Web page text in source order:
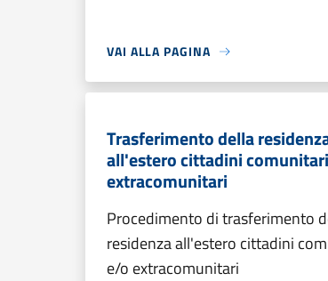
VAI ALLA PAGINA
Trasferimento della
all'estero cittadini
extracomunitari
Procedimento di trasferimento
residenza all'estero cittadini
e/o extracomunitari